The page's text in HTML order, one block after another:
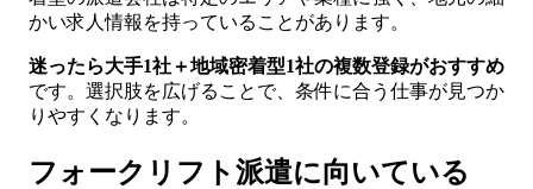
かい求人情報を持っていることがあります。
迷ったら大手1社＋地域密着型1社の複数登録がおすすめ
です。選択肢を広げることで、条件に合う仕事が見つか
りやすくなります。
フォークリフト派遣に向いている